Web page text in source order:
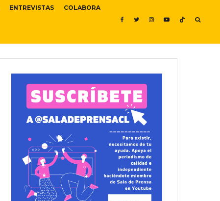
ENTREVISTAS COLABORA